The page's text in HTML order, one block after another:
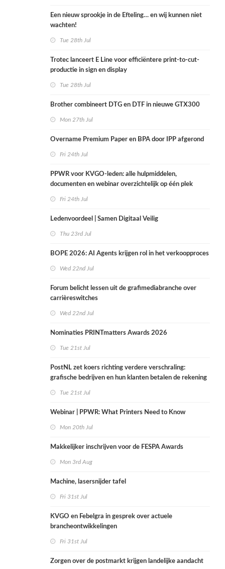
Een nieuw sprookje in de Efteling… en wij kunnen niet
wachten!
Tue 28th Jul
Trotec lanceert E Line voor efficiëntere print-to-cut-
productie in sign en display
Tue 28th Jul
Brother combineert DTG en DTF in nieuwe GTX300
Mon 27th Jul
Overname Premium Paper en BPA door IPP afgerond
Fri 24th Jul
PPWR voor KVGO-leden: alle hulpmiddelen,
documenten en webinar overzichtelijk op één plek
Fri 24th Jul
Ledenvoordeel | Samen Digitaal Veilig
Thu 23rd Jul
BOPE 2026: AI Agents krijgen rol in het verkoopproces
Wed 22nd Jul
Forum belicht lessen uit de grafimediabranche over
carrièreswitches
Wed 22nd Jul
Nominaties PRINTmatters Awards 2026
Tue 21st Jul
PostNL zet koers richting verdere verschraling:
grafische bedrijven en hun klanten betalen de rekening
Tue 21st Jul
Webinar | PPWR: What Printers Need to Know
Mon 20th Jul
Makkelijker inschrijven voor de FESPA Awards
Mon 3rd Aug
Machine, lasersnijder tafel
Fri 31st Jul
KVGO en Febelgra in gesprek over actuele
brancheontwikkelingen
Fri 31st Jul
Zorgen over de postmarkt krijgen landelijke aandacht